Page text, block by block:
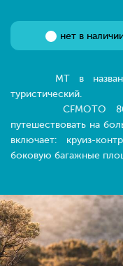
нет в
MT в названии
туристический.
CFMOTO
путешествовать на
включает: круиз-
боковую багажные